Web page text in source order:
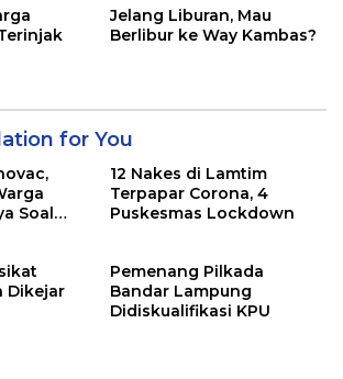
Jelang Liburan, Mau
Berlibur ke Way Kambas?
for You
Soal
12 Nakes di Lamtim
Terpapar Corona, 4
Puskesmas Lockdown
Dikejar
Pemenang Pilkada
Bandar Lampung
Didiskualifikasi KPU